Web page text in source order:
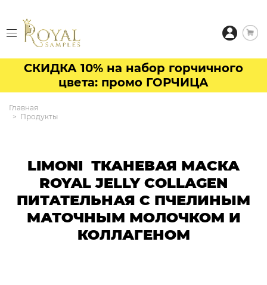
СКИДКА 10% на набор горчичного
цвета: промо ГОРЧИЦА
Главная
Продукты
LIMONI ТКАНЕВАЯ МАСКА
ROYAL JELLY COLLAGEN
ПИТАТЕЛЬНАЯ С ПЧЕЛИНЫМ
МАТОЧНЫМ МОЛОЧКОМ И
КОЛЛАГЕНОМ